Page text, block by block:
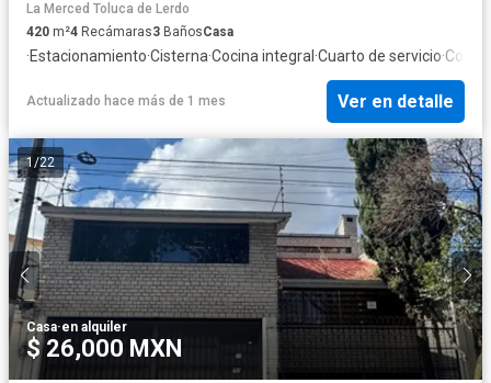
La Merced Toluca de Lerdo
420 m²4 Recámaras3 BañosCasa
·Estacionamiento·Cisterna·Cocina integral ·Cuarto de servicio·
Actualizado hace más de 1 mes Ver en detalle
1 /22
Casa·en alquiler
$ 26,000 MXN